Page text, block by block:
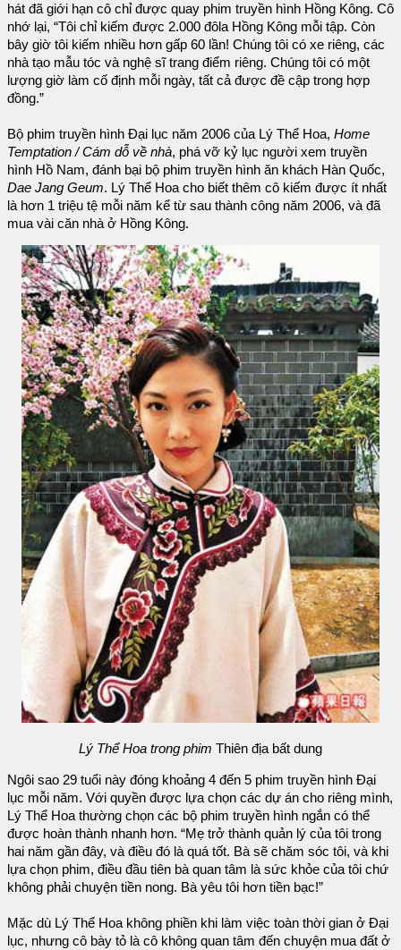
hát đã giới hạn cô chỉ được quay phim truyền hình Hồng Kông. Cô
nhớ lại, “Tôi chỉ kiếm được 2.000 đôla Hồng Kông mỗi tập. Còn
bây giờ tôi kiếm nhiều hơn gấp 60 lần! Chúng tôi có xe riêng, các
nhà tạo mẫu tóc và nghệ sĩ trang điểm riêng. Chúng tôi có một
lượng giờ làm cố định mỗi ngày, tất cả được đề cập trong hợp
đồng.”
Bộ phim truyền hình Đại lục năm 2006 của Lý Thể Hoa, Home
Temptation / Cám dỗ về nhà, phá vỡ kỷ lục người xem truyền
hình Hồ Nam, đánh bại bộ phim truyền hình ăn khách Hàn Quốc,
Dae Jang Geum. Lý Thể Hoa cho biết thêm cô kiếm được ít nhất
là hơn 1 triệu tệ mỗi năm kể từ sau thành công năm 2006, và đã
mua vài căn nhà ở Hồng Kông.
Lý Thể Hoa trong phim Thiên địa bất dung
Ngôi sao 29 tuổi này đóng khoảng 4 đến 5 phim truyền hình Đại
lục mỗi năm. Với quyền được lựa chọn các dự án cho riêng mình,
Lý Thể Hoa thường chọn các bộ phim truyền hình ngắn có thể
được hoàn thành nhanh hơn. “Mẹ trở thành quản lý của tôi trong
hai năm gần đây, và điều đó là quá tốt. Bà sẽ chăm sóc tôi, và khi
lựa chọn phim, điều đầu tiên bà quan tâm là sức khỏe của tôi chứ
không phải chuyện tiền nong. Bà yêu tôi hơn tiền bạc!”
Mặc dù Lý Thể Hoa không phiền khi làm việc toàn thời gian ở Đại
lục, nhưng cô bày tỏ là cô không quan tâm đến chuyện mua đất ở